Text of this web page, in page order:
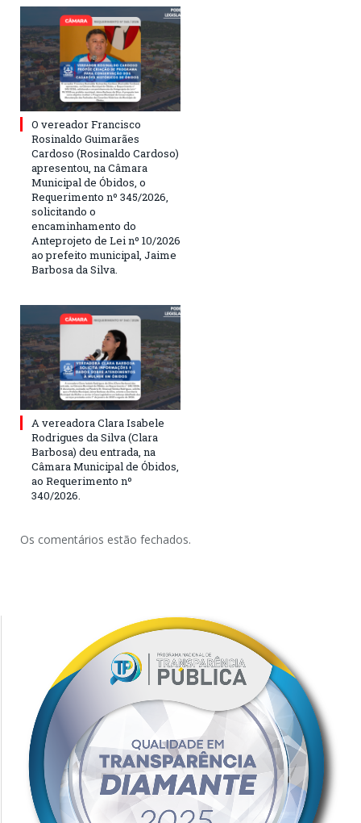
O vereador Francisco
Rosinaldo Guimarães
Cardoso (Rosinaldo Cardoso)
apresentou, na Câmara
Municipal de Óbidos, o
Requerimento nº 345/2026,
solicitando o
encaminhamento do
Anteprojeto de Lei nº 10/2026
ao prefeito municipal, Jaime
Barbosa da Silva.
A vereadora Clara Isabele
Rodrigues da Silva (Clara
Barbosa) deu entrada, na
Câmara Municipal de Óbidos,
ao Requerimento nº
340/2026.
Os comentários estão fechados.